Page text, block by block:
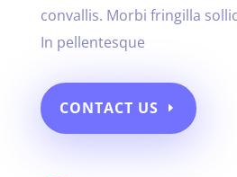
convallis. Morbi fringilla
In pellentesque
CONTACT US